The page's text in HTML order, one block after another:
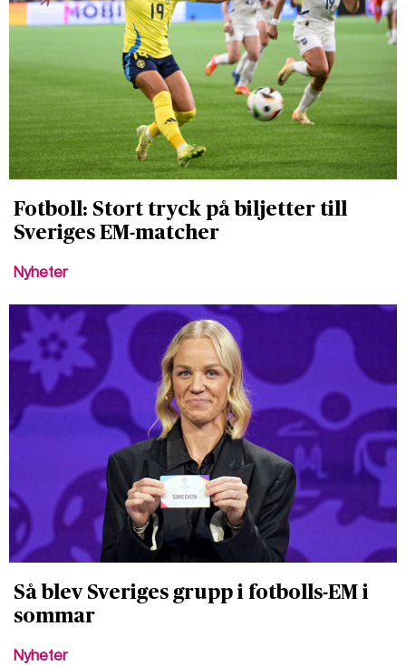
Fotboll: Stort tryck på biljetter till
Sveriges EM-matcher
Nyheter
Så blev Sveriges grupp i fotbolls-EM i
sommar
Nyheter